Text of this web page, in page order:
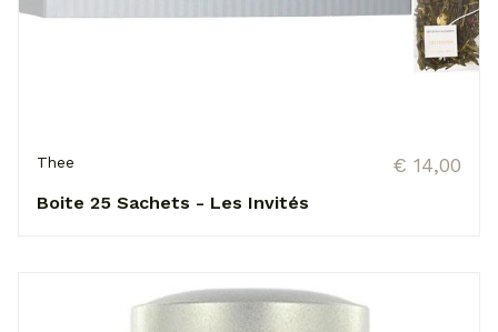
Thee € 14,00
Boite 25 Sachets - Les Invités